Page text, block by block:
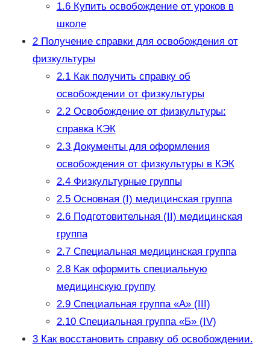
1.6Купить освобождение от уроков в
школе
2Получение справки для освобождения от
физкультуры
2.1Как получить справку об
освобождении от физкультуры
2.2Освобождение от физкультуры:
справка КЭК
2.3Документы для оформления
освобождения от физкультуры в КЭК
2.4Физкультурные группы
2.5Основная (I) медицинская группа
2.6Подготовительная (II) медицинская
группа
2.7Специальная медицинская группа
2.8Как оформить специальную
медицинскую группу
2.9Специальная группа «А» (III)
2.10Специальная группа «Б» (IV)
3Как восстановить справку об освобождении.